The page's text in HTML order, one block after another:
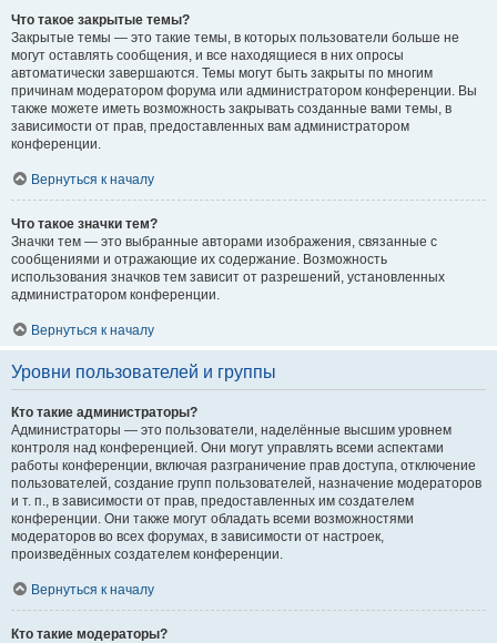
Что такое закрытые темы?
Закрытые темы — это такие темы, в которых пользователи больше не
могут оставлять сообщения, и все находящиеся в них опросы
автоматически завершаются. Темы могут быть закрыты по многим
причинам модератором форума или администратором конференции. Вы
также можете иметь возможность закрывать созданные вами темы, в
зависимости от прав, предоставленных вам администратором
конференции.
Вернуться к началу
Что такое значки тем?
Значки тем — это выбранные авторами изображения, связанные с
сообщениями и отражающие их содержание. Возможность
использования значков тем зависит от разрешений, установленных
администратором конференции.
Вернуться к началу
Уровни пользователей и группы
Кто такие администраторы?
Администраторы — это пользователи, наделённые высшим уровнем
контроля над конференцией. Они могут управлять всеми аспектами
работы конференции, включая разграничение прав доступа, отключение
пользователей, создание групп пользователей, назначение модераторов
и т. п., в зависимости от прав, предоставленных им создателем
конференции. Они также могут обладать всеми возможностями
модераторов во всех форумах, в зависимости от настроек,
произведённых создателем конференции.
Вернуться к началу
Кто такие модераторы?